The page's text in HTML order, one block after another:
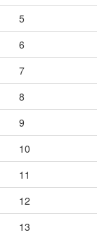
5
6
7
8
9
10
11
12
13